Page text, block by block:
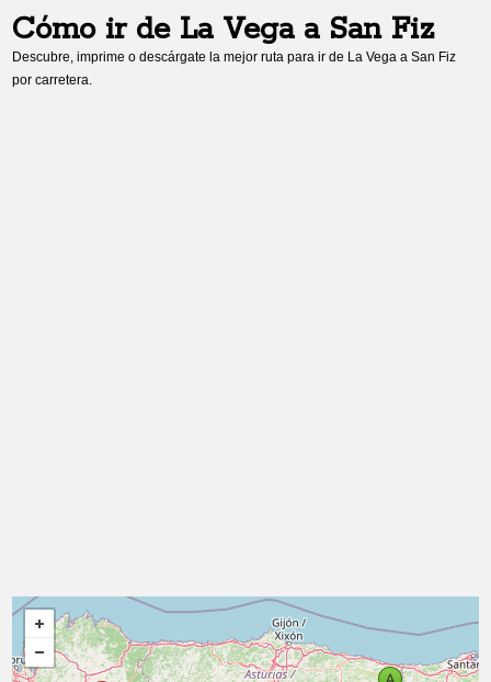
Cómo ir de La Vegaa San Fiz
Descubre, imprime o descárgate la mejor ruta para ir de La Vega aSan Fiz
por carretera.